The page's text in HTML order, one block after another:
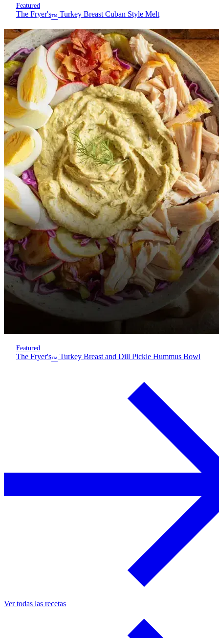
Featured
The Fryer's™ Turkey Breast Cuban Style Melt
Featured
The Fryer's™ Turkey Breast and Dill Pickle Hummus Bowl
Ver todas las recetas